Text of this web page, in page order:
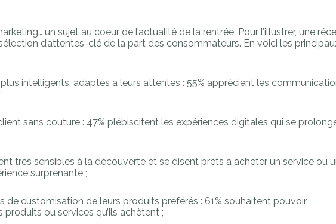
un sujet au coeur de l’actualité de la rentrée. Pour l’illustrer, une
d’attentes-clé de la part des consommateurs. En voici les
intelligents, adaptés à leurs attentes : 55% apprécient les
sans couture : 47% plébiscitent les expériences digitales qui se
très sensibles à la découverte et se disent prêts à acheter un service ou
surprenante ;
de customisation de leurs produits préférés : 61% souhaitent pouvoir
produits ou services qu’ils achètent ;